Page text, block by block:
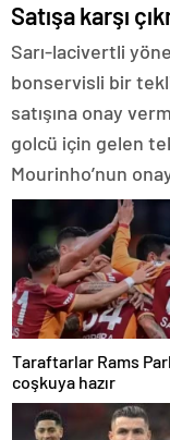
Satışa karşı
Sarı-lacivertli
bonservisli bir
satışına onay
golcü için gelen
Mourinho’nun
Taraftarlar Rams
coşkuya hazır